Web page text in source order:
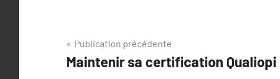
Navigation
de
Publication précédente
Maintenir sa certification Qualiopi